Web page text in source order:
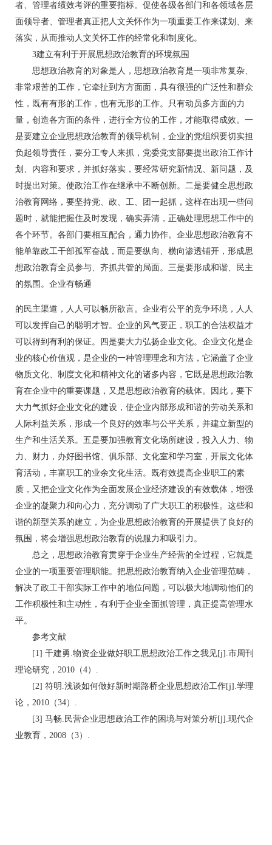
者、管理者绩效考评的重要指标。促使各级各部门和各领域各层
面领导者、管理者真正把人文关怀作为一项重要工作来谋划、来
落实，从而推动人文关怀工作的经常化和制度化。
3建立有利于开展思想政治教育的环境氛围
思想政治教育的对象是人，思想政治教育是一项非常复杂、
非常艰苦的工作，它牵扯到方方面面，具有很强的广泛性和群众
性，既有有形的工作，也有无形的工作。只有动员多方面的力
量，创造各方面的条件，进行全方位的工作，才能取得成效。一
是要建立企业思想政治教育的领导机制，企业的党组织要切实担
负起领导责任，要分工专人来抓，党委党支部要提出政治工作计
划、内容和要求，并抓好落实，要经常研究新情况、新问题，及
时提出对策。使政治工作在继承中不断创新。二是要健全思想政
治教育网络，要坚持党、政、工、团一起抓，这样在出现一些问
题时，就能把握住及时发现，确实弄清，正确处理思想工作中的
各个环节。各部门要相互配合，通力协作。企业思想政治教育不
能单靠政工干部孤军奋战，而是要纵向、横向渗透铺开，形成思
想政治教育全员参与、齐抓共管的局面。三是要形成和谐、民主
的氛围。企业有畅通
的民主渠道，人人可以畅所欲言。企业有公平的竞争环境，人人
可以发挥自己的聪明才智。企业的风气要正，职工的合法权益才
可以得到有利的保证。四是要大力弘扬企业文化。企业文化是企
业的核心价值观，是企业的一种管理理念和方法，它涵盖了企业
物质文化、制度文化和精神文化的诸多内容，它既是思想政治教
育在企业中的重要课题，又是思想政治教育的载体。因此，要下
大力气抓好企业文化的建设，使企业内部形成和谐的劳动关系和
人际利益关系，形成一个良好的效率与公平关系，并建立新型的
生产和生活关系。五是要加强教育文化场所建设，投入人力、物
力、财力，办好图书馆、俱乐部、文化室和学习室，开展文化体
育活动，丰富职工的业余文化生活。既有效提高企业职工的素
质，又把企业文化作为全面发展企业经济建设的有效载体，增强
企业的凝聚力和向心力，充分调动了广大职工的积极性。这些和
谐的新型关系的建立，为企业思想政治教育的开展提供了良好的
氛围，将会增强思想政治教育的说服力和吸引力。
总之，思想政治教育贯穿于企业生产经营的全过程，它就是
企业的一项重要管理职能。把思想政治教育纳入企业管理范畴，
解决了政工干部实际工作中的地位问题，可以极大地调动他们的
工作积极性和主动性，有利于企业全面抓管理，真正提高管理水
平。
参考文献
[1] 干建勇.物资企业做好职工思想政治工作之我见[j].市周刊
理论研究，2010（4）.
[2] 符明.浅谈如何做好新时期路桥企业思想政治工作[j].学理
论，2010（34）.
[3] 马畅.民营企业思想政治工作的困境与对策分析[j].现代企
业教育，2008（3）.